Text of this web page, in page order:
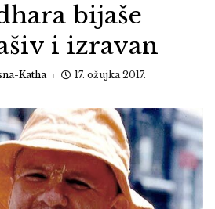
bijaše
i izravan
Katha 17. ožujka 2017.